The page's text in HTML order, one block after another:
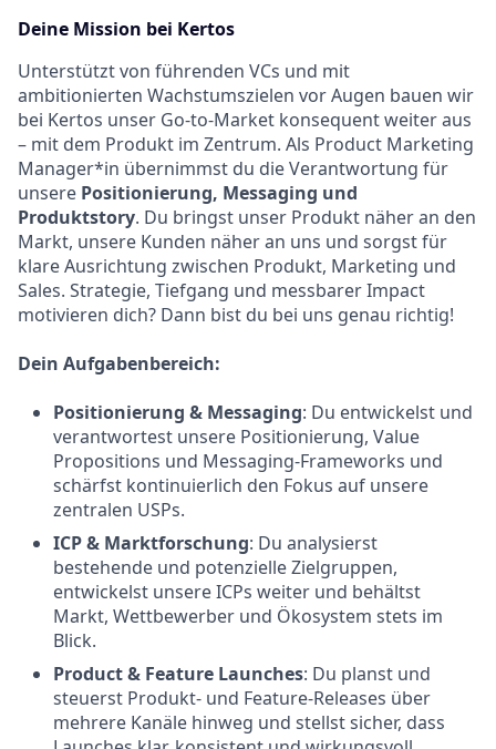
Deine Mission bei Kertos
Unterstützt von führenden VCs und mit
ambitionierten Wachstumszielen vor Augen bauen wir
bei Kertos unser Go-to-Market konsequent weiter aus
– mit dem Produkt im Zentrum. Als Product Marketing
Manager*in übernimmst du die Verantwortung für
unsere Positionierung, Messaging und
Produktstory. Du bringst unser Produkt näher an den
Markt, unsere Kunden näher an uns und sorgst für
klare Ausrichtung zwischen Produkt, Marketing und
Sales. Strategie, Tiefgang und messbarer Impact
motivieren dich? Dann bist du bei uns genau richtig!
Dein Aufgabenbereich:
Positionierung & Messaging: Du entwickelst und
verantwortest unsere Positionierung, Value
Propositions und Messaging-Frameworks und
schärfst kontinuierlich den Fokus auf unsere
zentralen USPs.
ICP & Marktforschung: Du analysierst
bestehende und potenzielle Zielgruppen,
entwickelst unsere ICPs weiter und behältst
Markt, Wettbewerber und Ökosystem stets im
Blick.
Product & Feature Launches: Du planst und
steuerst Produkt- und Feature-Releases über
mehrere Kanäle hinweg und stellst sicher, dass